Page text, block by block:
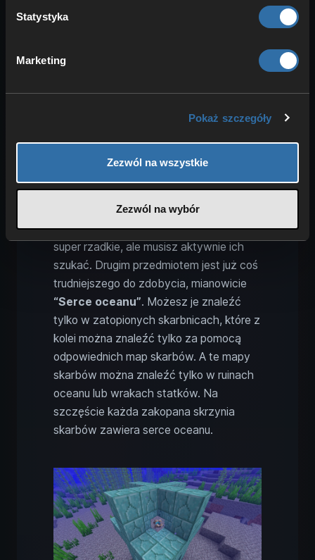
Statystyka
Marketing
Pokaż szczegóły
Zezwól na wszystkie
Zezwól na wybór
on podobnie do latarni morskiej na lądzie,
ten temat, przeczytaj nasz artykuł na ten
temat (
dwóch przedmiotów. Po pierwsze,
Możesz je zdobyć podczas łowienia,
jako drop od utopców lub w handlu z
wędrownym handlarzem. Nie są więc
super rzadkie, ale musisz aktywnie ich
szukać. Drugim przedmiotem jest już coś
trudniejszego do zdobycia, mianowicie
“Serce oceanu”. Możesz je znaleźć
tylko w zatopionych skarbnicach, które z
kolei można znaleźć tylko za pomocą
odpowiednich map skarbów. A te mapy
skarbów można znaleźć tylko w ruinach
oceanu lub wrakach statków. Na
szczęście każda zakopana skrzynia
skarbów zawiera serce oceanu.